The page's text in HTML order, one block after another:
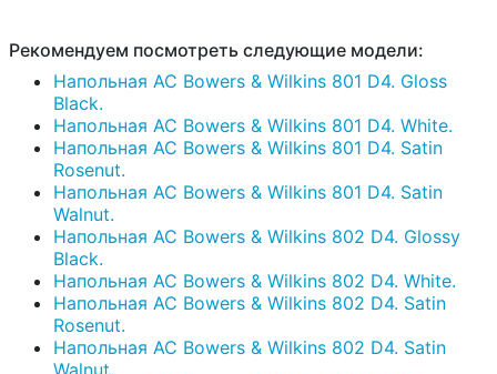
Рекомендуем посмотреть следующие модели:
Напольная АС Bowers & Wilkins 801 D4. Gloss
Black.
Напольная АС Bowers & Wilkins 801 D4. White.
Напольная АС Bowers & Wilkins 801 D4. Satin
Rosenut.
Напольная АС Bowers & Wilkins 801 D4. Satin
Walnut.
Напольная АС Bowers & Wilkins 802 D4. Glossy
Black.
Напольная АС Bowers & Wilkins 802 D4. White.
Напольная АС Bowers & Wilkins 802 D4. Satin
Rosenut.
Напольная АС Bowers & Wilkins 802 D4. Satin
Walnut.